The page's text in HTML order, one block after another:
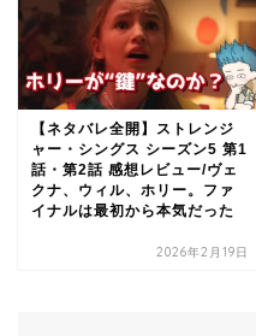
【ネタバレ全開】ストレンジ
ャー・シングス シーズン5 第1
話・第2話 感想レビュー/ヴェ
クナ、ウィル、ホリー。ファ
イナルは最初から本気だった
2026年2月19日